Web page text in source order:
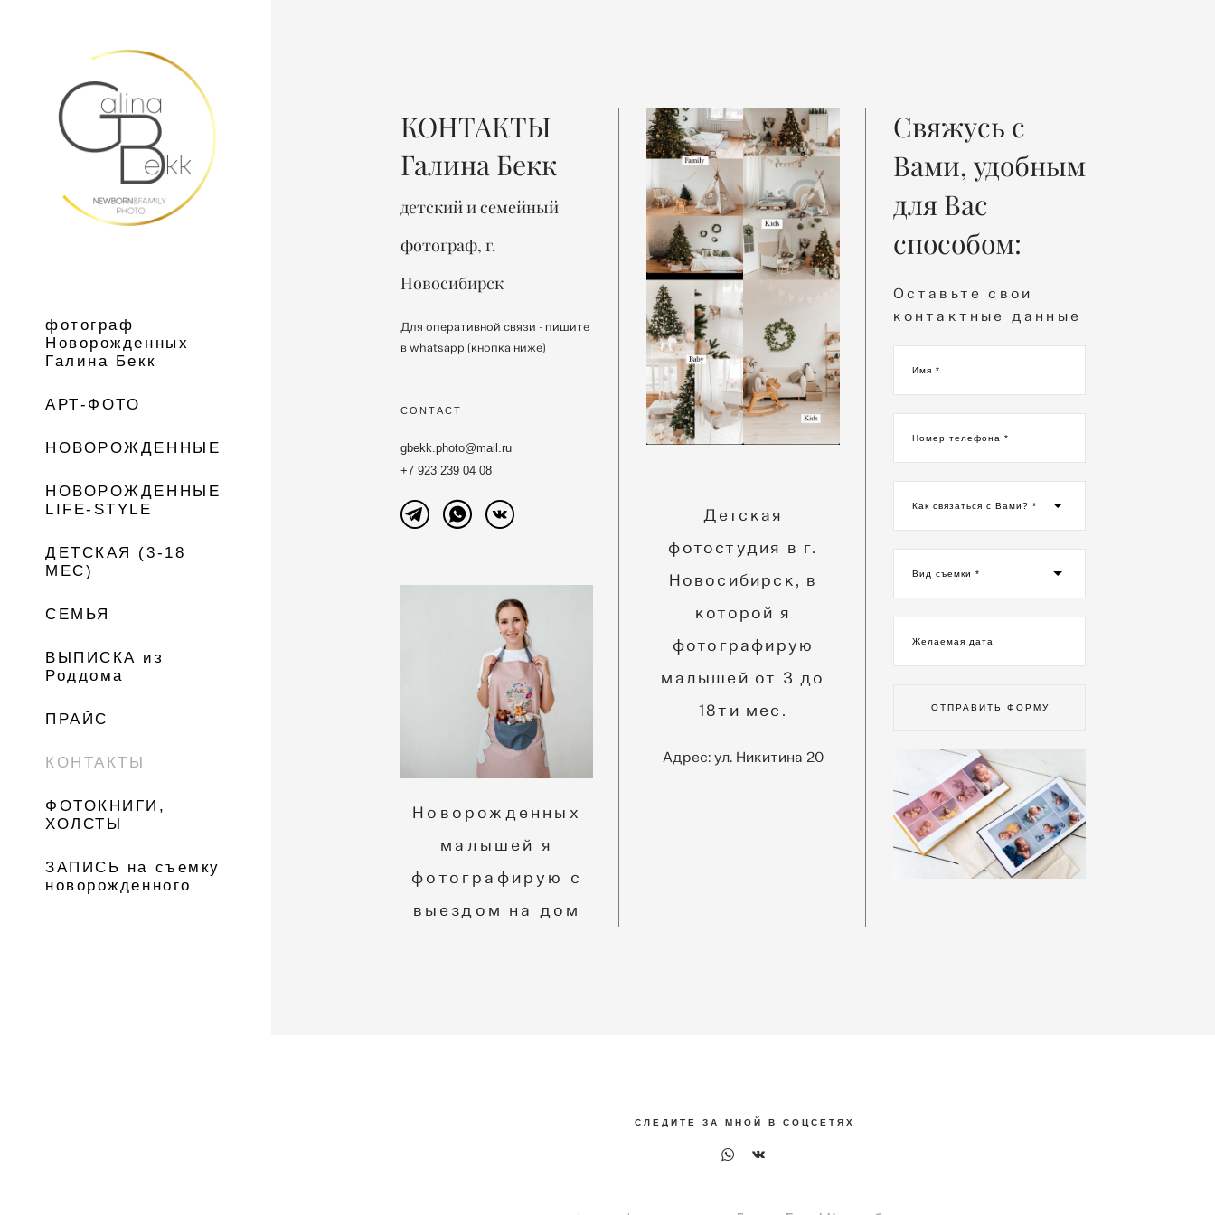
фотограф
Новорожденных
Галина Бекк
АРТ-ФОТО
НОВОРОЖДЕННЫЕ
НОВОРОЖДЕННЫЕ
LIFE-STYLE
ДЕТСКАЯ (3-18
МЕС)
СЕМЬЯ
ВЫПИСКА из
Роддома
ПРАЙС
КОНТАКТЫ
ФОТОКНИГИ,
ХОЛСТЫ
ЗАПИСЬ на съемку
новорожденного
КОНТАКТЫ
Галина Бекк
детский и семейный
фотограф, г.
Новосибирск
Для оперативной связи - пишите
в whatsapp (кнопка ниже)
CONTACT
gbekk.photo@mail.ru
+7 923 239 04 08
Новорожденных
малышей я
фотографирую с
выездом на дом
Детская
фотостудия в г.
Новосибирск, в
которой я
фотографирую
малышей от 3 до
18ти мес.
Адрес: ул. Никитина 20
Свяжусь с
Вами, удобным
для Вас
способом:
Оставьте свои
контактные данные
Имя *
Номер телефона *
Как связаться с Вами? *
Вид съемки *
Желаемая дата
ОТПРАВИТЬ ФОРМУ
С Л Е Д И Т Е З А М Н О Й В С О Ц С Е Т Я Х